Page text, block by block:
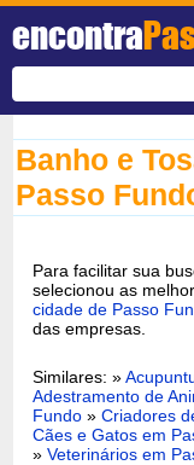
encontra
Banho e
Passo
Para facilitar sua
selecionou as
cidade de Passo
das empresas.
Similares: »
Adestramento de
Fundo »Criadores
Cães e Gatos em
»Veterinários em